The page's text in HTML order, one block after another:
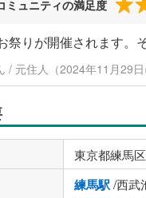
ミュニティの満足度
祭りが開催されます。
/ 元住人（2024年11月29日
東京都練馬
練馬駅/西武